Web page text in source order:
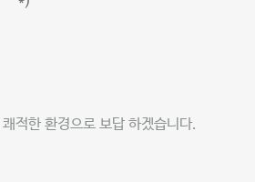
적한 환경으로 보답 하겠습니다.